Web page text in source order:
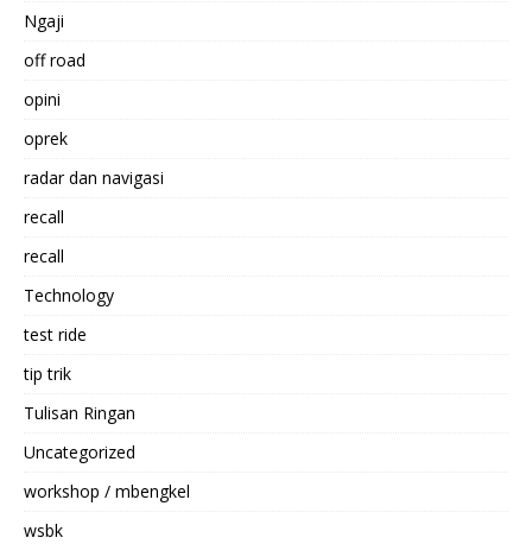
Ngaji
off road
opini
oprek
radar dan navigasi
recall
recall
Technology
test ride
tip trik
Tulisan Ringan
Uncategorized
workshop / mbengkel
wsbk